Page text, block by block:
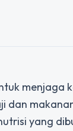
menjaga
dan
yang